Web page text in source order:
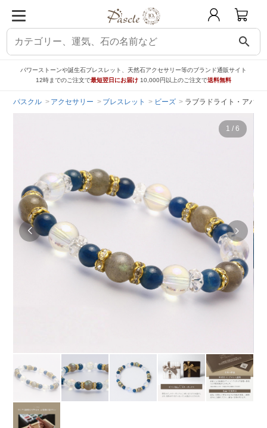
search
パワーストーンや誕生石ブレスレット、天然石アクセサリー等のブランド通販サイト
12時までのご注文で最短翌日にお届け 10,000円以上のご注文で送料無料
パスクル アクセサリー ブレスレット ビーズ ラブラドライト・アパタ
1 / 6